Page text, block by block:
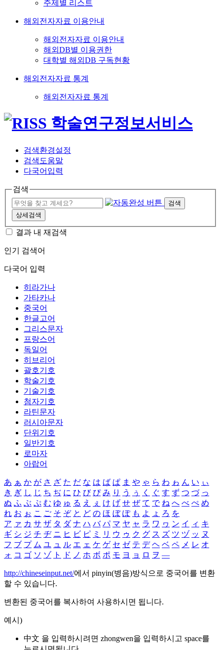
주제별 리스트
해외전자자료 이용안내
해외전자자료 이용안내
해외DB별 이용권한
대학별 해외DB 구독현황
해외전자자료 통계
해외전자자료 통계
검색환경설정
검색도움말
다국어입력
검색
검색
상세검색
결과 내 재검색
인기 검색어
다국어 입력
히라가나
가타카나
중국어
한글고어
그리스문자
프랑스어
독일어
히브리어
괄호기호
학술기호
기술기호
첨자기호
라틴문자
러시아문자
단위기호
일반기호
로마자
아랍어
あ ぁ か が さ ざ た だ な は ば ぱ ま や ゃ ら わ ゎ ん い ぃ
き ぎ し じ ち ぢ に ひ び ぴ み り う ぅ く ぐ す ず つ づ っ
ぬ ふ ぶ ぷ む ゆ ゅ る え ぇ け げ せ ぜ て で ね へ べ ぺ め
れ お ぉ こ ご そ ぞ と ど の ほ ぼ ぽ も よ ょ ろ を
ア ァ カ サ ザ タ ダ ナ ハ バ パ マ ヤ ャ ラ ワ ヮ ン イ ィ キ
ギ シ ジ チ ヂ ニ ヒ ビ ピ ミ リ ウ ゥ ク グ ス ズ ツ ヅ ッ ヌ
フ ブ プ ム ユ ュ ル エ ェ ケ ゲ セ ゼ テ デ ヘ ベ ペ メ レ オ
ォ コ ゴ ソ ゾ ト ド ノ ホ ボ ポ モ ヨ ョ ロ ヲ ―
http://chineseinput.net/에서 pinyin(병음)방식으로 중국어를 변환
할 수 있습니다.
변환된 중국어를 복사하여 사용하시면 됩니다.
예시)
中文 을 입력하시려면 zhongwen을 입력하시고 space를